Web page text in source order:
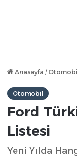
Anasayfa /
Otomobil
Ford
Listesi
Yeni Yılda